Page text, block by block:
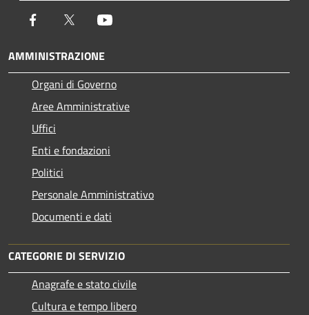
Facebook Twitter
AMMINISTRAZIONE
Organi di Governo
Aree Amministrative
Uffici
Enti e fondazioni
Politici
Personale Amministrativo
Documenti e dati
CATEGORIE DI SERVIZIO
Anagrafe e stato civile
Cultura e tempo libero